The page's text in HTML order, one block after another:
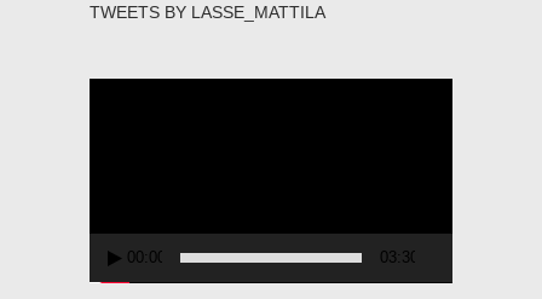
TWEETS BY LASSE_MATTILA
00:00 03:30